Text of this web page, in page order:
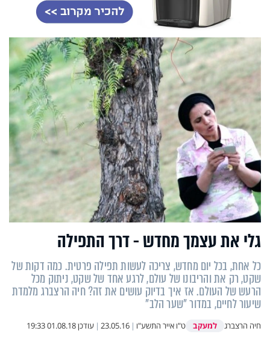
גלי את עצמך מחדש - דרך התפילה
כל אחת, בכל יום מחדש, צריכה לעשות תפילה פרטית. כמה דקות של
שקט, רק את והריבונו של עולם, לרגע אחד של שקט, ניתוק מכל
הרעש של העולם. אז איך בדיוק עושים את זה? חיה הרצברג מלמדת
שיעור לחיים, במדור "שער הלב"
חיה הרצברג למעקב ט"ו אייר התשע"ו |
23.05.16
| עודכן01.08.18 19:33